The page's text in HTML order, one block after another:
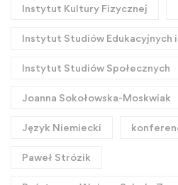
Instytut Kultury Fizycznej
Instytut Studiów Edukacyjnych
Instytut Studiów Społecznych
Joanna Sokołowska-Moskwiak
Język Niemiecki
Paweł Strózik